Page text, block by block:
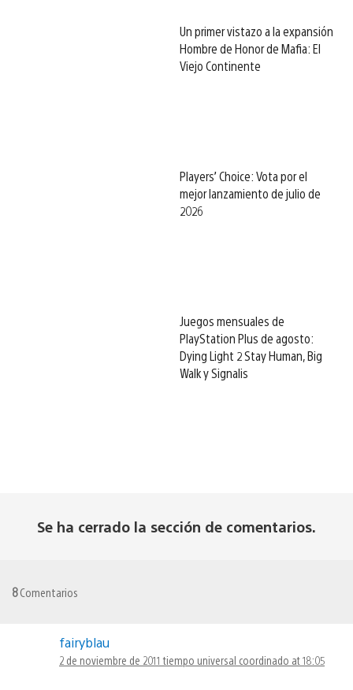
Un primer vistazo a la expansión
Hombre de Honor de Mafia: El
Viejo Continente
Players’ Choice: Vota por el
mejor lanzamiento de julio de
2026
Juegos mensuales de
PlayStation Plus de agosto:
Dying Light 2 Stay Human, Big
Walk y Signalis
Se ha cerrado la sección de comentarios.
8Comentarios
fairyblau
2 de noviembre de 2011 tiempo universal coordinado at 18:05